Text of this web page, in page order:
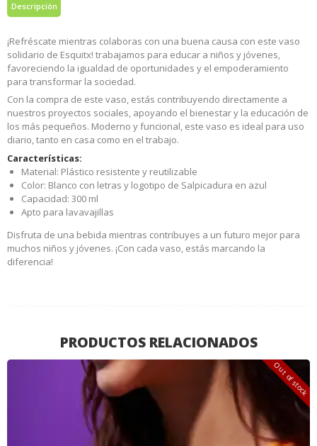
Descripción
¡Refréscate mientras colaboras con una buena causa con este vaso
solidario de Esquitx! trabajamos para educar a niños y jóvenes,
favoreciendo la igualdad de oportunidades y el empoderamiento
para transformar la sociedad.
Con la compra de este vaso, estás contribuyendo directamente a
nuestros proyectos sociales, apoyando el bienestar y la educación de
los más pequeños. Moderno y funcional, este vaso es ideal para uso
diario, tanto en casa como en el trabajo.
Características:
Material: Plástico resistente y reutilizable
Color: Blanco con letras y logotipo de Salpicadura en azul
Capacidad: 300 ml
Apto para lavavajillas
Disfruta de una bebida mientras contribuyes a un futuro mejor para
muchos niños y jóvenes. ¡Con cada vaso, estás marcando la
diferencia!
PRODUCTOS RELACIONADOS
Out of stock